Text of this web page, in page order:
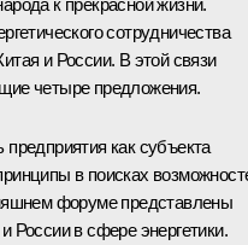
сотрудничества
и России. В этой связи
четыре предложения.
как субъекта
в поисках
форуме представлены
России в сфере энергетики.